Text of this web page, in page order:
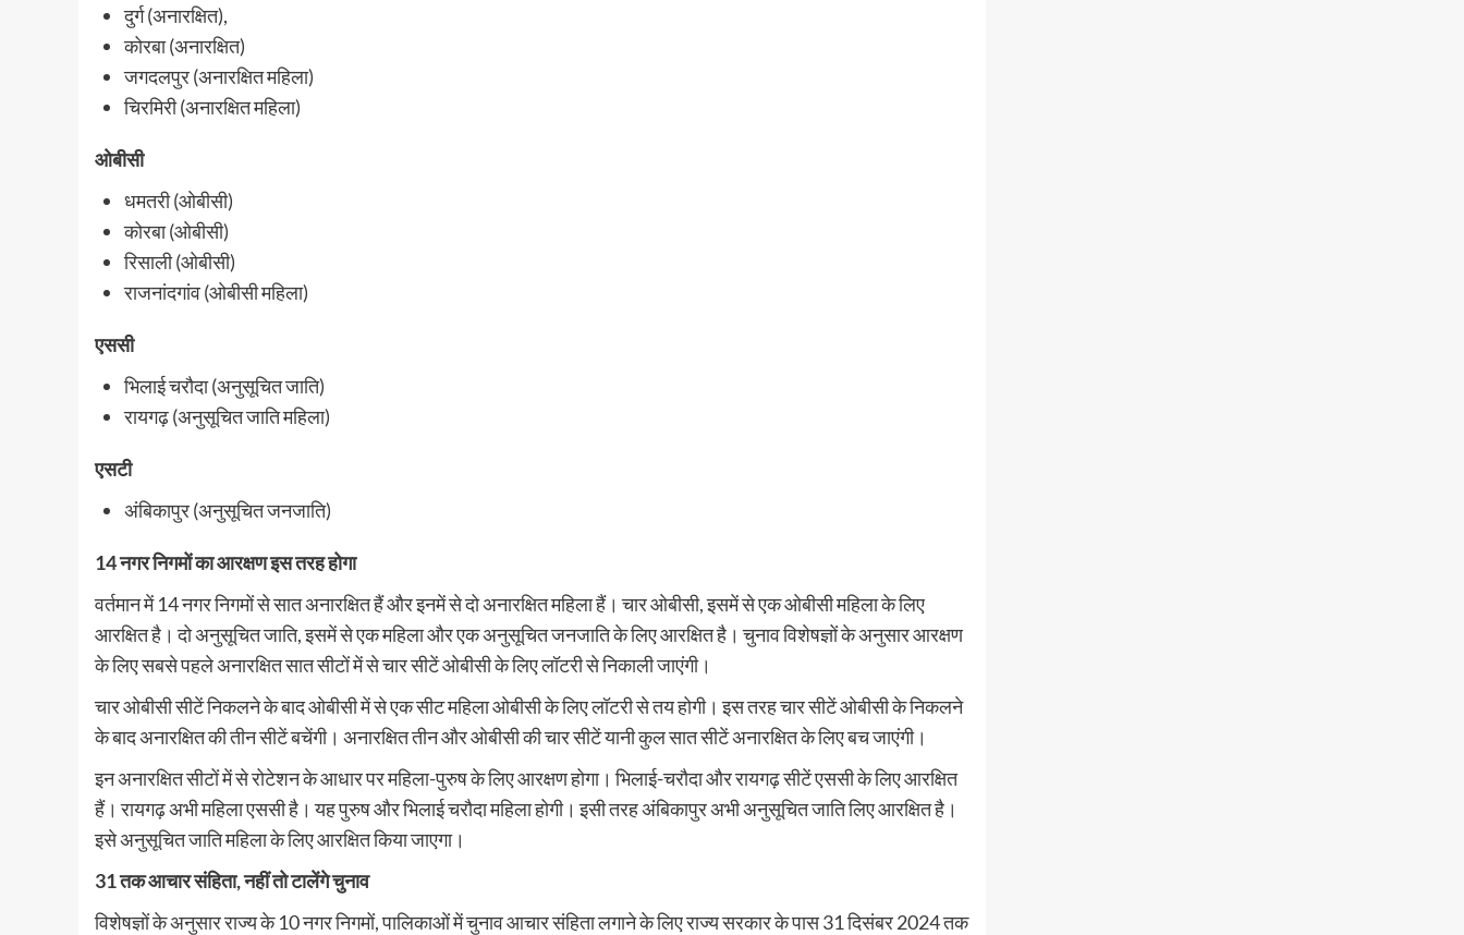
दुर्ग (अनारक्षित),
कोरबा (अनारक्षित)
जगदलपुर (अनारक्षित महिला)
चिरमिरी (अनारक्षित महिला)
ओबीसी
धमतरी (ओबीसी)
कोरबा (ओबीसी)
रिसाली (ओबीसी)
राजनांदगांव (ओबीसी महिला)
एससी
भिलाई चरौदा (अनुसूचित जाति)
रायगढ़ (अनुसूचित जाति महिला)
एसटी
अंबिकापुर (अनुसूचित जनजाति)
14 नगर निगमों का आरक्षण इस तरह होगा
वर्तमान में 14 नगर निगमों से सात अनारक्षित हैं और इनमें से दो अनारक्षित महिला हैं। चार ओबीसी, इसमें से एक ओबीसी महिला के लिए
आरक्षित है। दो अनुसूचित जाति, इसमें से एक महिला और एक अनुसूचित जनजाति के लिए आरक्षित है। चुनाव विशेषज्ञों के अनुसार आरक्षण
के लिए सबसे पहले अनारक्षित सात सीटों में से चार सीटें ओबीसी के लिए लॉटरी से निकाली जाएंगी।
चार ओबीसी सीटें निकलने के बाद ओबीसी में से एक सीट महिला ओबीसी के लिए लॉटरी से तय होगी। इस तरह चार सीटें ओबीसी के निकलने
के बाद अनारक्षित की तीन सीटें बचेंगी। अनारक्षित तीन और ओबीसी की चार सीटें यानी कुल सात सीटें अनारक्षित के लिए बच जाएंगी।
इन अनारक्षित सीटों में से रोटेशन के आधार पर महिला-पुरुष के लिए आरक्षण होगा। भिलाई-चरौदा और रायगढ़ सीटें एससी के लिए आरक्षित
हैं। रायगढ़ अभी महिला एससी है। यह पुरुष और भिलाई चरौदा महिला होगी। इसी तरह अंबिकापुर अभी अनुसूचित जाति लिए आरक्षित है।
इसे अनुसूचित जाति महिला के लिए आरक्षित किया जाएगा।
31 तक आचार संहिता, नहीं तो टालेंगे चुनाव
विशेषज्ञों के अनुसार राज्य के 10 नगर निगमों, पालिकाओं में चुनाव आचार संहिता लगाने के लिए राज्य सरकार के पास 31 दिसंबर 2024 तक